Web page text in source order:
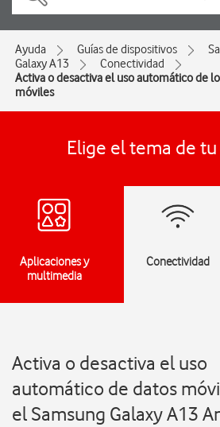
Ayuda Guías de dispositivos
Galaxy A13
Conectividad
Activa o desactiva el uso automático de
móviles
Elige el tema de
Aplicaciones y
multimedia
Conectividad
Activa o desactiva el uso
automático de datos
el Samsung Galaxy A13